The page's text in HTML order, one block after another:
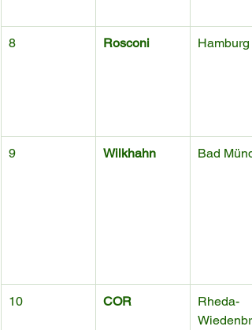
8 Rosconi Hamburg
9 Wilkhahn Bad
10 COR
Rheda-